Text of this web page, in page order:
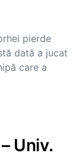
pierde
dată a jucat
care a
Univ.